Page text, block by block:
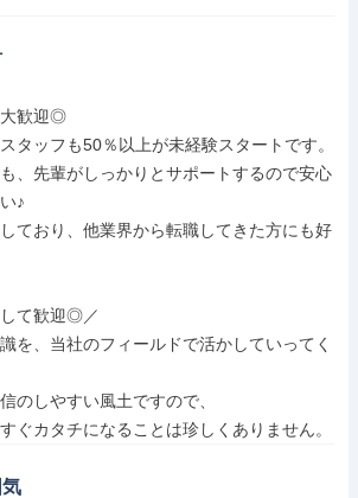
大歓迎◎
タッフも50％以上が未経験スタートです。
、先輩がしっかりとサポートするので安心
♪
ており、他業界から転職してきた方にも好
て歓迎◎／
を、当社のフィールドで活かしていってく
のしやすい風土ですので、
ぐカタチになることは珍しくありません。